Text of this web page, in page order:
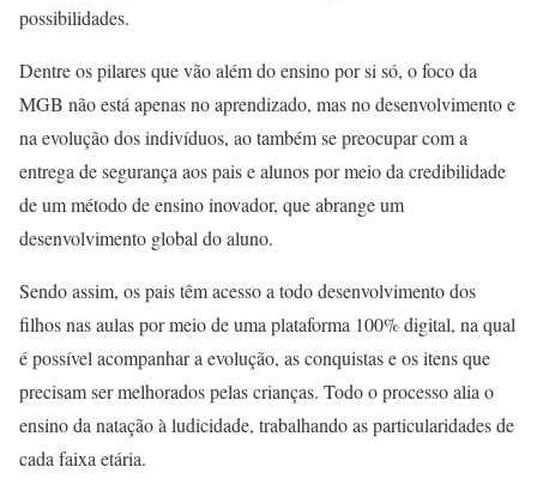
possibilidades.
Dentre os pilares que vão além do ensino por si só, o foco da
MGB não está apenas no aprendizado, mas no desenvolvimento e
na evolução dos indivíduos, ao também se preocupar com a
entrega de segurança aos pais e alunos por meio da credibilidade
de um método de ensino inovador, que abrange um
desenvolvimento global do aluno.
Sendo assim, os pais têm acesso a todo desenvolvimento dos
filhos nas aulas por meio de uma plataforma 100% digital, na qual
é possível acompanhar a evolução, as conquistas e os itens que
precisam ser melhorados pelas crianças. Todo o processo alia o
ensino da natação à ludicidade, trabalhando as particularidades de
cada faixa etária.